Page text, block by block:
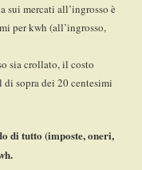
sui mercati all’ingrosso è
per kwh (all’ingrosso,
sia crollato, il costo
sopra dei 20 centesimi
di tutto (imposte, oneri,